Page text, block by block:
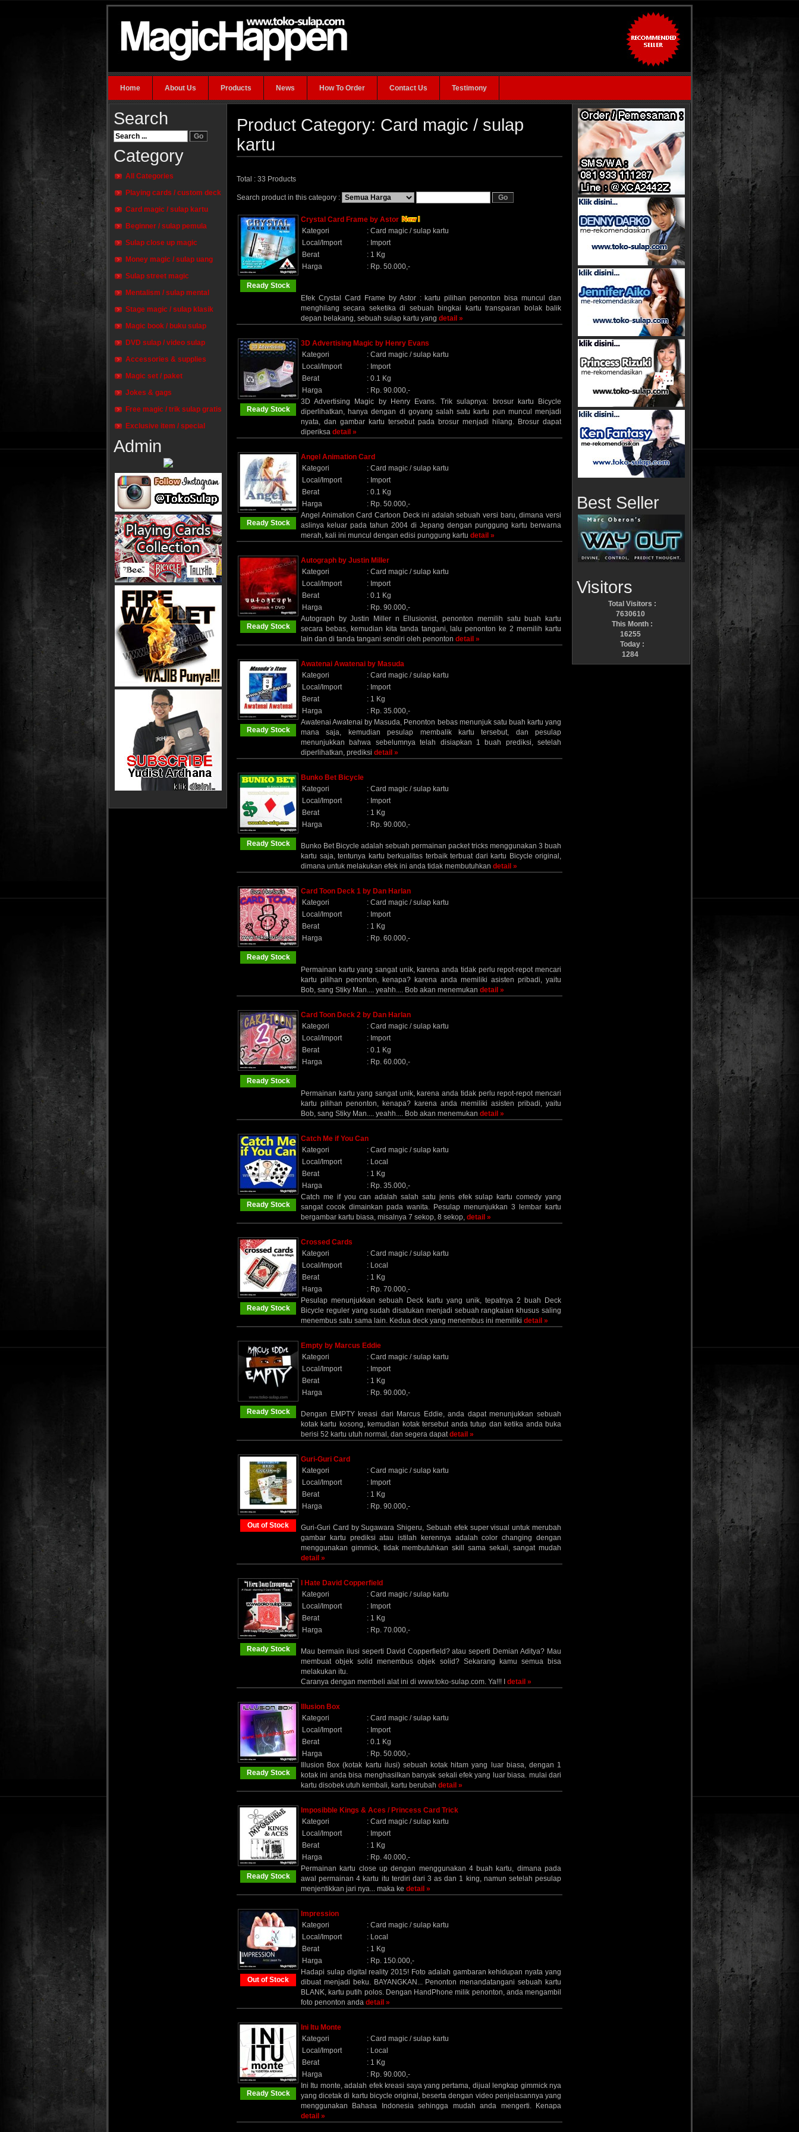
Home About Us Products News How To Order Contact Us Testimony
Search
Category
All Categories
Playing cards / custom deck
Card magic / sulap kartu
Beginner / sulap pemula
Sulap close up magic
Money magic / sulap uang
Sulap street magic
Mentalism / sulap mental
Stage magic / sulap klasik
Magic book / buku sulap
DVD sulap / video sulap
Accessories & supplies
Magic set / paket
Jokes & gags
Free magic / trik sulap gratis
Exclusive item / special
Admin
Product Category: Card magic / sulap
kartu
Total : 33 Products
Search product in this category :
Ready Stock
Crystal Card Frame by Astor
Kategori
: Card magic / sulap kartu
Local/Import
: Import
Berat
: 1 Kg
Harga
: Rp. 50.000,-
Efek Crystal Card Frame by Astor : kartu pilihan penonton bisa muncul dan
menghilang secara seketika di sebuah bingkai kartu transparan bolak balik
depan belakang, sebuah sulap kartu yang detail »
Ready Stock
3D Advertising Magic by Henry Evans
Kategori
: Card magic / sulap kartu
Local/Import
: Import
Berat
: 0.1 Kg
Harga
: Rp. 90.000,-
3D Advertising Magic by Henry Evans. Trik sulapnya: brosur kartu Bicycle
diperlihatkan, hanya dengan di goyang salah satu kartu pun muncul menjadi
nyata, dan gambar kartu tersebut pada brosur menjadi hilang. Brosur dapat
diperiksa detail »
Ready Stock
Angel Animation Card
Kategori
: Card magic / sulap kartu
Local/Import
: Import
Berat
: 0.1 Kg
Harga
: Rp. 50.000,-
Angel Animation Card Cartoon Deck ini adalah sebuah versi baru, dimana versi
aslinya keluar pada tahun 2004 di Jepang dengan punggung kartu berwarna
merah, kali ini muncul dengan edisi punggung kartu detail »
Ready Stock
Autograph by Justin Miller
Kategori
: Card magic / sulap kartu
Local/Import
: Import
Berat
: 0.1 Kg
Harga
: Rp. 90.000,-
Autograph by Justin Miller n Ellusionist, penonton memilih satu buah kartu
secara bebas, kemudian kita tanda tangani, lalu penonton ke 2 memilih kartu
lain dan di tanda tangani sendiri oleh penonton detail »
Ready Stock
Awatenai Awatenai by Masuda
Kategori
: Card magic / sulap kartu
Local/Import
: Import
Berat
: 1 Kg
Harga
: Rp. 35.000,-
Awatenai Awatenai by Masuda, Penonton bebas menunjuk satu buah kartu yang
mana saja, kemudian pesulap membalik kartu tersebut, dan pesulap
menunjukkan bahwa sebelumnya telah disiapkan 1 buah prediksi, setelah
diperlihatkan, prediksi detail »
Ready Stock
Bunko Bet Bicycle
Kategori
: Card magic / sulap kartu
Local/Import
: Import
Berat
: 1 Kg
Harga
: Rp. 90.000,-
Bunko Bet Bicycle adalah sebuah permainan packet tricks menggunakan 3 buah
kartu saja, tentunya kartu berkualitas terbaik terbuat dari kartu Bicycle original,
dimana untuk melakukan efek ini anda tidak membutuhkan detail »
Ready Stock
Card Toon Deck 1 by Dan Harlan
Kategori
: Card magic / sulap kartu
Local/Import
: Import
Berat
: 1 Kg
Harga
: Rp. 60.000,-
Permainan kartu yang sangat unik, karena anda tidak perlu repot-repot mencari
kartu pilihan penonton, kenapa? karena anda memiliki asisten pribadi, yaitu
Bob, sang Stiky Man.... yeahh.... Bob akan menemukan detail »
Ready Stock
Card Toon Deck 2 by Dan Harlan
Kategori
: Card magic / sulap kartu
Local/Import
: Import
Berat
: 0.1 Kg
Harga
: Rp. 60.000,-
Permainan kartu yang sangat unik, karena anda tidak perlu repot-repot mencari
kartu pilihan penonton, kenapa? karena anda memiliki asisten pribadi, yaitu
Bob, sang Stiky Man.... yeahh.... Bob akan menemukan detail »
Ready Stock
Catch Me if You Can
Kategori
: Card magic / sulap kartu
Local/Import
: Local
Berat
: 1 Kg
Harga
: Rp. 35.000,-
Catch me if you can adalah salah satu jenis efek sulap kartu comedy yang
sangat cocok dimainkan pada wanita. Pesulap menunjukkan 3 lembar kartu
bergambar kartu biasa, misalnya 7 sekop, 8 sekop, detail »
Ready Stock
Crossed Cards
Kategori
: Card magic / sulap kartu
Local/Import
: Local
Berat
: 1 Kg
Harga
: Rp. 70.000,-
Pesulap menunjukkan sebuah Deck kartu yang unik, tepatnya 2 buah Deck
Bicycle reguler yang sudah disatukan menjadi sebuah rangkaian khusus saling
menembus satu sama lain. Kedua deck yang menembus ini memiliki detail »
Ready Stock
Empty by Marcus Eddie
Kategori
: Card magic / sulap kartu
Local/Import
: Import
Berat
: 1 Kg
Harga
: Rp. 90.000,-
Dengan EMPTY kreasi dari Marcus Eddie, anda dapat menunjukkan sebuah
kotak kartu kosong, kemudian kotak tersebut anda tutup dan ketika anda buka
berisi 52 kartu utuh normal, dan segera dapatdetail »
Out of Stock
Guri-Guri Card
Kategori
: Card magic / sulap kartu
Local/Import
: Import
Berat
: 1 Kg
Harga
: Rp. 90.000,-
Guri-Guri Card by Sugawara Shigeru, Sebuah efek super visual untuk merubah
gambar kartu prediksi atau istilah kerennya adalah color changing dengan
menggunakan gimmick, tidak membutuhkan skill sama sekali, sangat mudah
detail »
Ready Stock
I Hate David Copperfield
Kategori
: Card magic / sulap kartu
Local/Import
: Import
Berat
: 1 Kg
Harga
: Rp. 70.000,-
Mau bermain ilusi seperti David Copperfield? atau seperti Demian Aditya? Mau
membuat objek solid menembus objek solid? Sekarang kamu semua bisa
melakukan itu.
Caranya dengan membeli alat ini di www.toko-sulap.com. Ya!!! I detail »
Ready Stock
Illusion Box
Kategori
: Card magic / sulap kartu
Local/Import
: Import
Berat
: 0.1 Kg
Harga
: Rp. 50.000,-
Illusion Box (kotak kartu ilusi) sebuah kotak hitam yang luar biasa, dengan 1
kotak ini anda bisa menghasilkan banyak sekali efek yang luar biasa. mulai dari
kartu disobek utuh kembali, kartu berubah detail »
Ready Stock
Imposibble Kings & Aces / Princess Card Trick
Kategori
: Card magic / sulap kartu
Local/Import
: Import
Berat
: 1 Kg
Harga
: Rp. 40.000,-
Permainan kartu close up dengan menggunakan 4 buah kartu, dimana pada
awal permainan 4 kartu itu terdiri dari 3 as dan 1 king, namun setelah pesulap
menjentikkan jari nya... maka ke detail »
Out of Stock
Impression
Kategori
: Card magic / sulap kartu
Local/Import
: Local
Berat
: 1 Kg
Harga
: Rp. 150.000,-
Hadapi sulap digital reality 2015! Foto adalah gambaran kehidupan nyata yang
dibuat menjadi beku. BAYANGKAN... Penonton menandatangani sebuah kartu
BLANK, kartu putih polos. Dengan HandPhone milik penonton, anda mengambil
foto penonton anda detail »
Ready Stock
Ini Itu Monte
Kategori
: Card magic / sulap kartu
Local/Import
: Local
Berat
: 1 Kg
Harga
: Rp. 90.000,-
Ini Itu monte, adalah efek kreasi saya yang pertama, dijual lengkap gimmick nya
yang dicetak di kartu bicycle original, beserta dengan video penjelasannya yang
menggunakan Bahasa Indonesia sehingga mudah anda mengerti. Kenapa
detail »
Best Seller
Visitors
Total Visitors :
7630610
This Month :
16255
Today :
1284